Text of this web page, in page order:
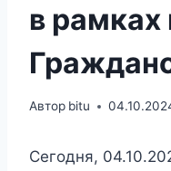
в рамках
Автор bitu
Сегодня,